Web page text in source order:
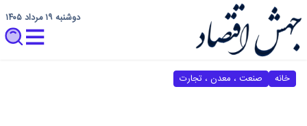
دوشنبه ۱۹ مرداد ۱۴۰۵
خانه صنعت ، معدن ، تجارت